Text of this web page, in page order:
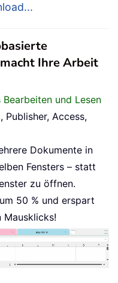
Ihre Arbeit
und Lesen
, Publisher, Access,
Dokumente in
Fensters – statt
zu öffnen.
50 % und erspart
Mausklicks!